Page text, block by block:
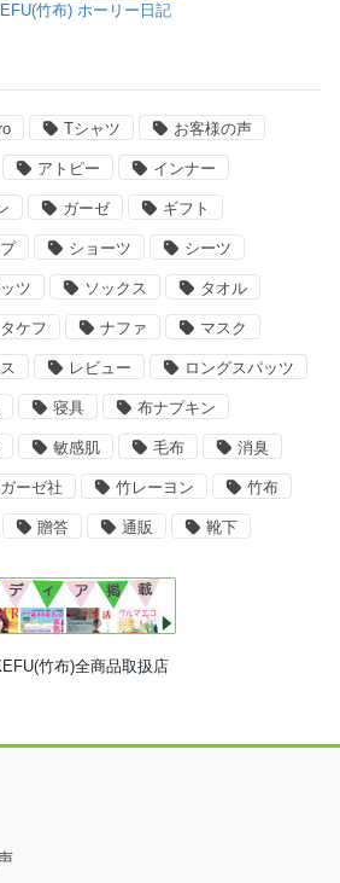
竹布) ホーリー日記
Tシャツ お客様の声
アトピー インナー
ガーゼ ギフト
ショーツ シーツ
ツ ソックス タオル
タケフ ナファ マスク
レビュー ロングスパッツ
寝具 布ナプキン
敏感肌 毛布 消臭
ーゼ社 竹レーヨン 竹布
贈答 通販 靴下
竹布)全商品取扱店